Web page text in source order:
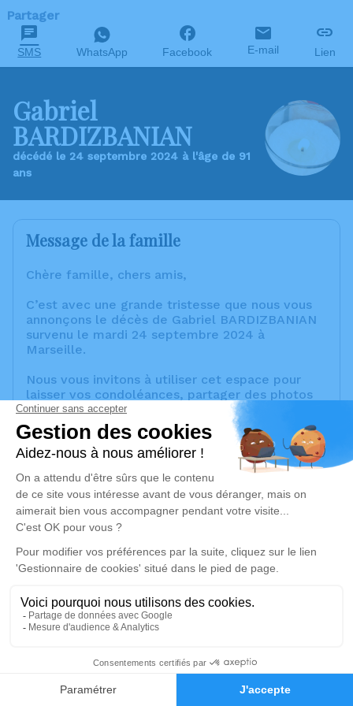
Faire-part Hommages
Partager
SMS WhatsApp Facebook E-mail Lien
Gabriel
BARDIZBANIAN
décédé le 24 septembre 2024 à l'âge de 91
ans
Message de la famille
Chère famille, chers amis,
C’est avec une grande tristesse que nous vous
annonçons le décès de Gabriel BARDIZBANIAN
survenu le mardi 24 septembre 2024 à
Marseille.
Nous vous invitons à utiliser cet espace pour
laisser vos condoléances, partager des photos
souvenirs, une anecdote ou exprimer vos
pensées à travers des poèmes ou des textes.
Cet endroit est un lieu d'expression dédié à
honorer la mémoire de Gabriel BARDIZBANIAN.
Un service de plantation d’arbre hommage est
disponible ici.
mardi 01 octobre 2024 à 09h30
Eglise Apostolique Arménienne Saint-
de Marseille
27 Traverse de l'Église - Quartier Borel